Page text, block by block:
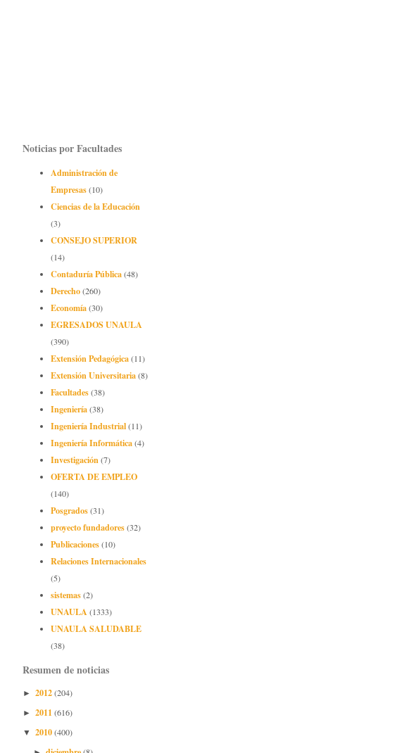
Noticias por Facultades
Administración de
Empresas(10)
Ciencias de la Educación
(3)
CONSEJO SUPERIOR
(14)
Contaduría Pública(48)
Derecho(260)
Economía(30)
EGRESADOS UNAULA
(390)
Extensión Pedagógica(11)
Extensión Universitaria(8)
Facultades(38)
Ingeniería(38)
Ingeniería Industrial(11)
Ingeniería Informática(4)
Investigación(7)
OFERTA DE EMPLEO
(140)
Posgrados(31)
proyecto fundadores(32)
Publicaciones(10)
Relaciones Internacionales
(5)
sistemas(2)
UNAULA(1333)
UNAULA SALUDABLE
(38)
Resumen de noticias
► 2012(204)
► 2011(616)
▼ 2010(400)